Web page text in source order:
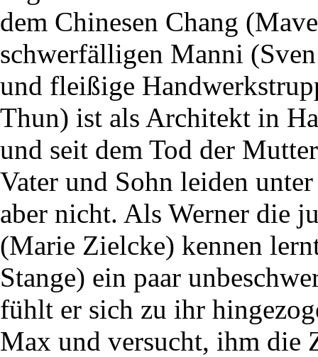
dem Chinesen Chang
schwerfälligen Manni
und fleißige
Thun) ist als Architekt in
und seit dem Tod der
Vater und Sohn leiden
aber nicht. Als Werner die
(Marie Zielcke) kennen
Stange) ein paar
fühlt er sich zu ihr
Max und versucht, ihm die